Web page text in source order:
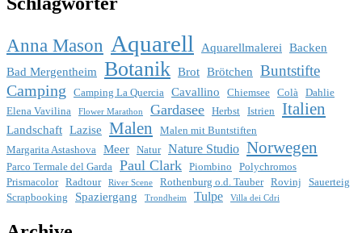
Anna Mason Aquarell Aquarellmalerei
Backen
Bad Mergentheim
Botanik Brot Brötchen Buntstifte
Camping Camping La Quercia Cavallino Chiemsee Colà
Dahlie
Elena Vavilina
Flower Marathon Gardasee Herbst Istrien Italien
Landschaft Lazise Malen
Malen mit Buntstiften
Margarita Astashova
Meer Natur Nature Studio Norwegen
Parco Termale del Garda Paul Clark Piombino
Polychromos
Prismacolor Radtour River Scene Rothenburg o.d. Tauber Rovinj
Sauerteig
Scrapbooking
Spaziergang Trondheim Tulpe Villa dei Cdri